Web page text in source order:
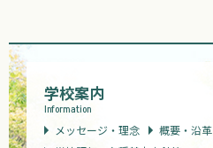
学校案内
Information
メッセージ・理念
概要・沿革